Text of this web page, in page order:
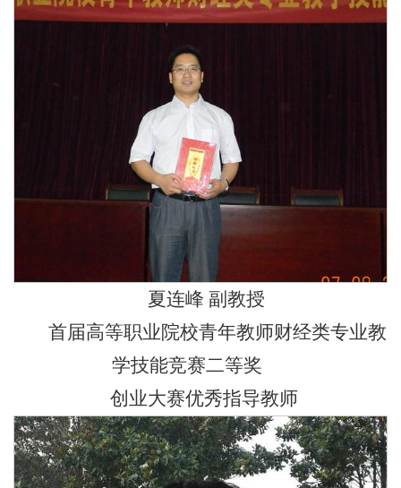
夏连峰 副教授
首届高等职业院校青年教师财经类专业教
学技能竞赛二等奖
创业大赛优秀指导教师